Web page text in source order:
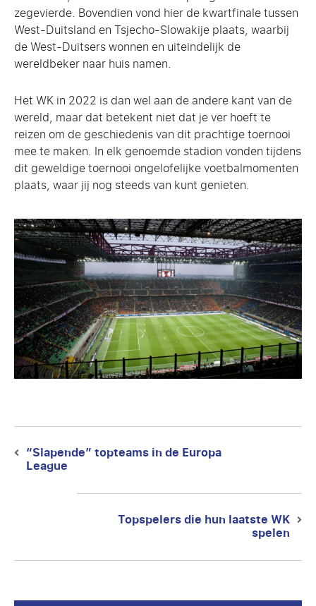
zegevierde. Bovendien vond hier de kwartfinale tussen
West-Duitsland en Tsjecho-Slowakije plaats, waarbij
de West-Duitsers wonnen en uiteindelijk de
wereldbeker naar huis namen.
Het WK in 2022 is dan wel aan de andere kant van de
wereld, maar dat betekent niet dat je ver hoeft te
reizen om de geschiedenis van dit prachtige toernooi
mee te maken. In elk genoemde stadion vonden tijdens
dit geweldige toernooi ongelofelijke voetbalmomenten
plaats, waar jij nog steeds van kunt genieten.
Berichtnavigatie
Previous
post:
“Slapende” topteams in de Europa
League
Topspelers die hun laatste WK
spelen